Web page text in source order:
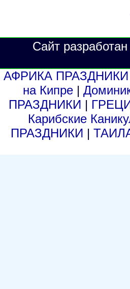
Сайт
АФРИКА ПРАЗДНИКИ
на Кипре |
ПРАЗДНИКИ |
Карибские
ПРАЗДНИКИ |